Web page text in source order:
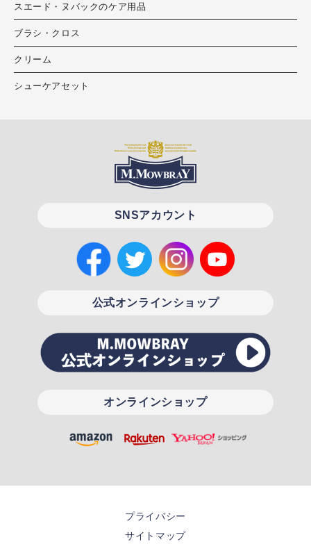
スエード・ヌバックのケア用品
ブラシ・クロス
クリーム
シューケアセット
SNSアカウント
公式オンラインショップ
オンラインショップ
プライバシー
サイトマップ